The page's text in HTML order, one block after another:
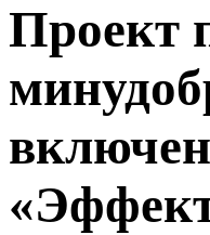
Проект